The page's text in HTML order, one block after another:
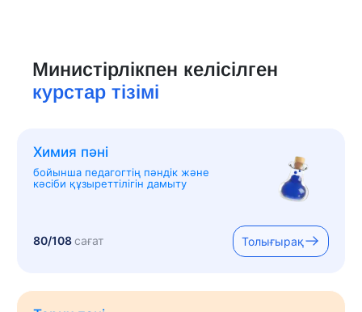
Министірлікпен келісілген
курстар тізімі
Химия пәні
бойынша педагогтің пәндік және
кәсіби құзыреттілігін дамыту
80/108сағат Толығырақ